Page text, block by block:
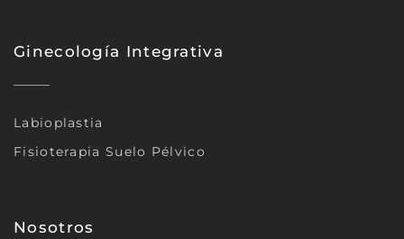
Ginecología Integrativa
Labioplastia
Fisioterapia Suelo Pélvico
Nosotros